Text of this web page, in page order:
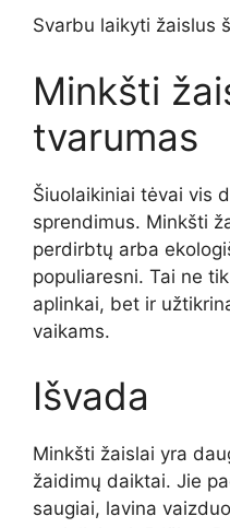
Svarbu laikyti žaislus
Minkšti
tvarumas
Šiuolaikiniai tėvai vis
sprendimus. Minkšti
perdirbtų arba
populiaresni. Tai ne
aplinkai, bet ir
vaikams.
Išvada
Minkšti žaislai yra
žaidimų daiktai. Jie
saugiai, lavina